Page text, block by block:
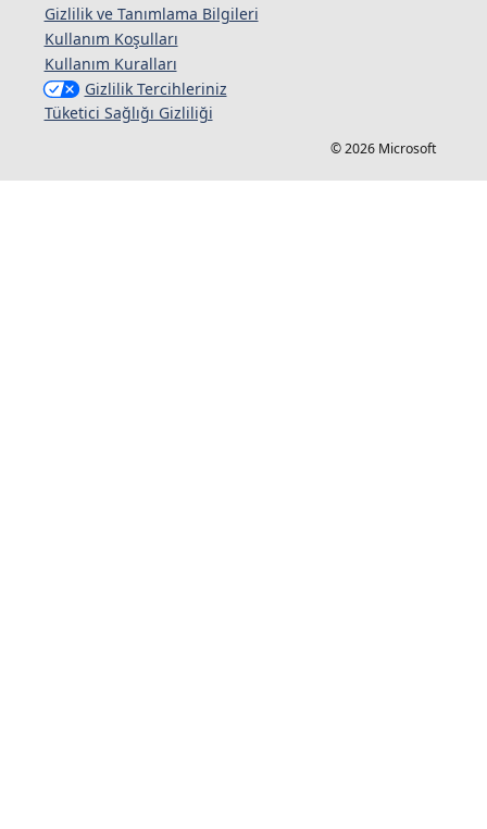
Gizlilik ve Tanımlama Bilgileri
Kullanım Koşulları
Kullanım Kuralları
Gizlilik Tercihleriniz
Tüketici Sağlığı Gizliliği
© 2026 Microsoft